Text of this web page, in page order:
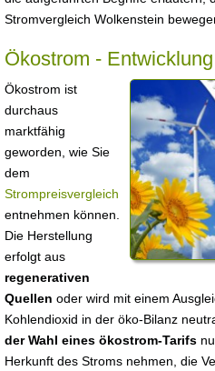
Stromvergleich Wolkenstein
Ökostrom - Entwicklung
Ökostrom ist
durchaus
marktfähig
geworden, wie Sie
dem
Strompreisvergleich
entnehmen können.
Die Herstellung
erfolgt aus
regenerativen
Quellen oder wird mit einem
Kohlendioxid in der öko-Bilanz
der Wahl eines ökostrom-Tarifs
Herkunft des Stroms nehmen, die